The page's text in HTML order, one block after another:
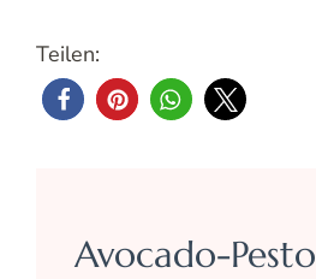
Teilen:
Avocado-Pesto